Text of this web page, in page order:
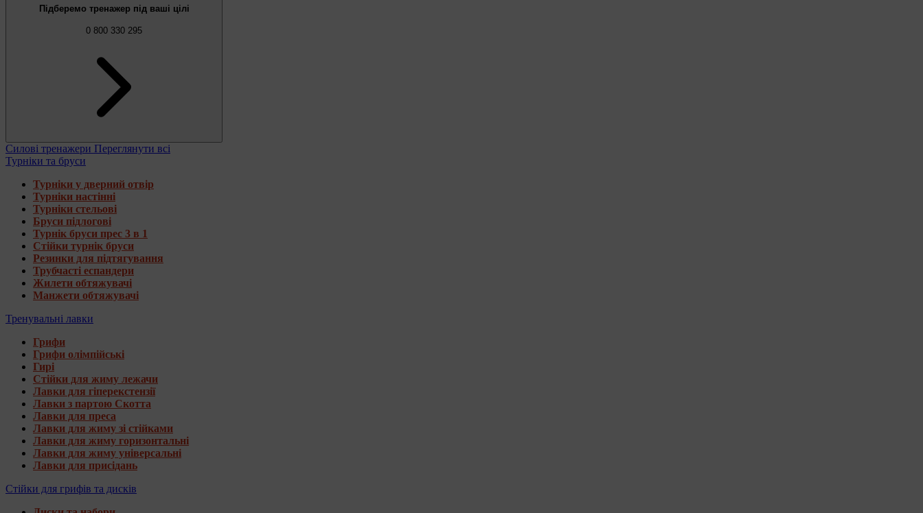
Підберемо тренажер під ваші цілі
0 800 330 295
Силові тренажери Переглянути всі
Турніки та бруси
Турніки у дверний отвір
Турніки настінні
Турніки стельові
Бруси підлогові
Турнік бруси прес 3 в 1
Стійки турнік бруси
Резинки для підтягування
Трубчасті еспандери
Жилети обтяжувачі
Манжети обтяжувачі
Тренувальні лавки
Грифи
Грифи олімпійські
Гирі
Стійки для жиму лежачи
Лавки для гіперекстензії
Лавки з партою Скотта
Лавки для преса
Лавки для жиму зі стійками
Лавки для жиму горизонтальні
Лавки для жиму універсальні
Лавки для присідань
Стійки для грифів та дисків